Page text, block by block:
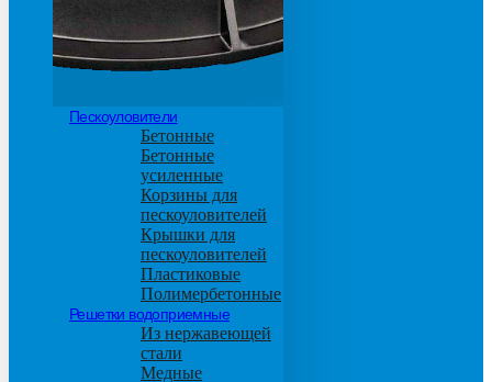
Пескоуловители
Бетонные
Бетонные
усиленные
Корзины для
пескоуловителей
Крышки для
пескоуловителей
Пластиковые
Полимербетонные
Решетки водоприемные
Из нержавеющей
стали
Медные